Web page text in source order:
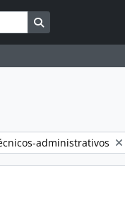
Search in browse
administrativos